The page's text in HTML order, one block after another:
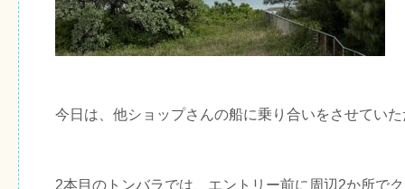
今日は、他ショップさんの船に乗り合いをさせてい
2本目のトンバラでは、エントリー前に周辺2か所で